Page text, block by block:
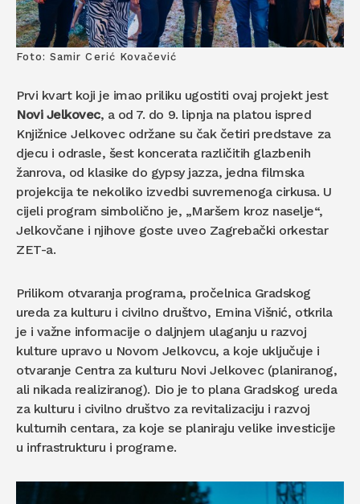
Foto: Samir Cerić Kovačević
Prvi kvart koji je imao priliku ugostiti ovaj projekt jest
Novi Jelkovec, a od 7. do 9. lipnja na platou ispred
Knjižnice Jelkovec održane su čak četiri predstave za
djecu i odrasle, šest koncerata različitih glazbenih
žanrova, od klasike do gypsy jazza, jedna filmska
projekcija te nekoliko izvedbi suvremenoga cirkusa. U
cijeli program simbolično je, „Maršem kroz naselje“,
Jelkovčane i njihove goste uveo Zagrebački orkestar
ZET-a.
Prilikom otvaranja programa, pročelnica Gradskog
ureda za kulturu i civilno društvo, Emina Višnić, otkrila
je i važne informacije o daljnjem ulaganju u razvoj
kulture upravo u Novom Jelkovcu, a koje uključuje i
otvaranje Centra za kulturu Novi Jelkovec (planiranog,
ali nikada realiziranog). Dio je to plana Gradskog ureda
za kulturu i civilno društvo za revitalizaciju i razvoj
kulturnih centara, za koje se planiraju velike investicije
u infrastrukturu i programe.